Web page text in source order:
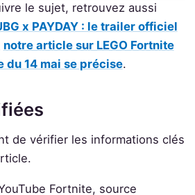
le sujet, retrouvez aussi
x PAYDAY : le trailer officiel
notre article sur LEGO Fortnite
du 14 mai se précise.
de vérifier les informations clés
Fortnite, source